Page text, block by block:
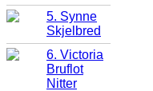
5. Synne
Skjelbred
6. Victoria
Bruflot
Nitter